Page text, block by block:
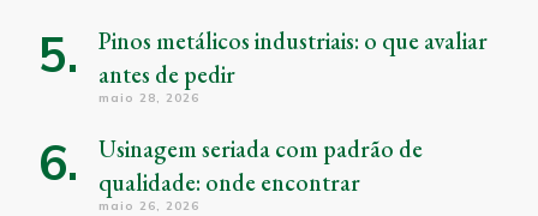
Pinos metálicos industriais: o que avaliar
antes de pedir
maio 28, 2026
Usinagem seriada com padrão de
qualidade: onde encontrar
maio 26, 2026